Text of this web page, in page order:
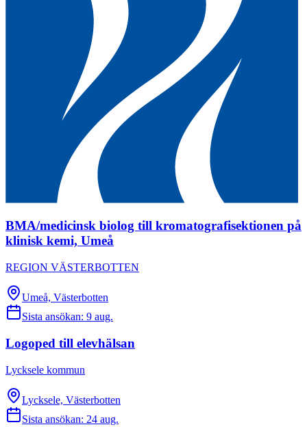
BMA/medicinsk biolog till kromatografisektionen på
klinisk kemi, Umeå
REGION VÄSTERBOTTEN
Umeå, Västerbotten
Sista ansökan: 9 aug.
Logoped till elevhälsan
Lycksele kommun
Lycksele, Västerbotten
Sista ansökan: 24 aug.